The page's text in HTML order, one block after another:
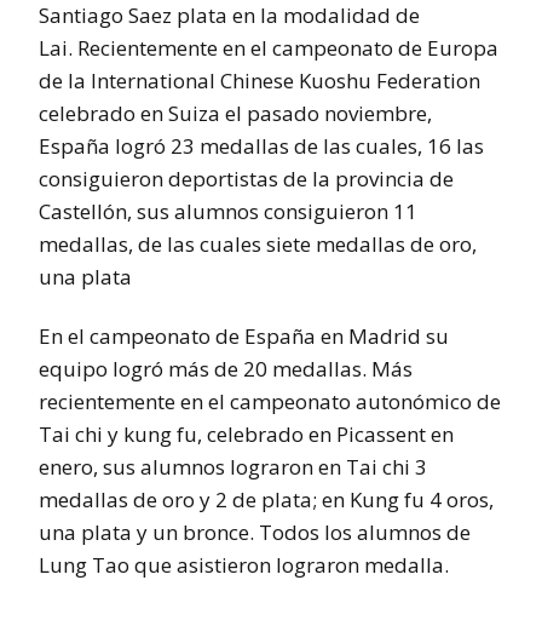
Santiago Saez plata en la modalidad de
Lai. Recientemente en el campeonato de Europa
de la International Chinese Kuoshu Federation
celebrado en Suiza el pasado noviembre,
España logró 23 medallas de las cuales, 16 las
consiguieron deportistas de la provincia de
Castellón, sus alumnos consiguieron 11
medallas, de las cuales siete medallas de oro,
una plata
En el campeonato de España en Madrid su
equipo logró más de 20 medallas. Más
recientemente en el campeonato autonómico de
Tai chi y kung fu, celebrado en Picassent en
enero, sus alumnos lograron en Tai chi 3
medallas de oro y 2 de plata; en Kung fu 4 oros,
una plata y un bronce. Todos los alumnos de
Lung Tao que asistieron lograron medalla.